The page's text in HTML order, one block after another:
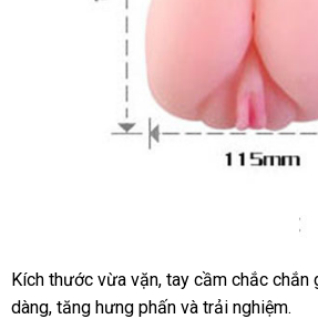
Âm
đạo
Kích thước vừa vặn, tay cầm chắc
dàng, tăng hưng phấn và trải nghiệm.